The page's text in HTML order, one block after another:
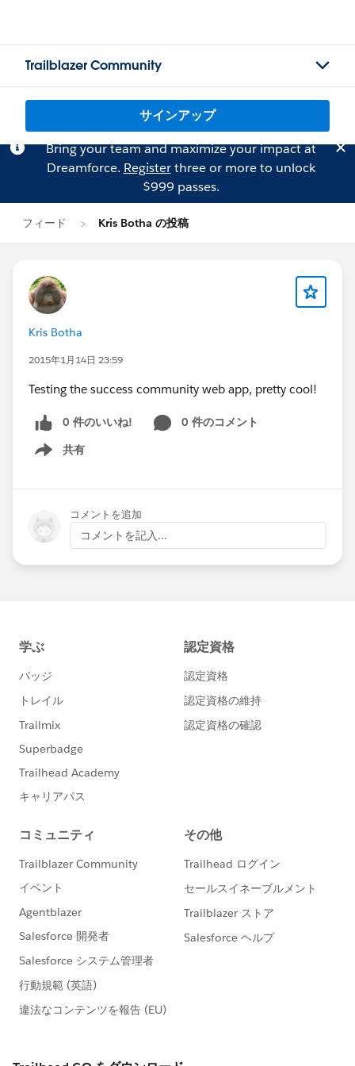
Trailblazer Community
サインアップ
Bring your team and maximize your impact at
Dreamforce. Registerthree or more to unlock
$999 passes.
フィード Kris Botha の投稿
Kris Botha
2015年1月14日 23:59
Testing the success community web app, pretty cool!
0 件のいいね!
0 件のコメント
共有
Show menu
コメントを追加
コメントを記入...